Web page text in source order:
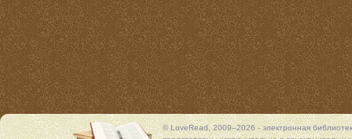
© LoveRead, 2009–2026 - электронная